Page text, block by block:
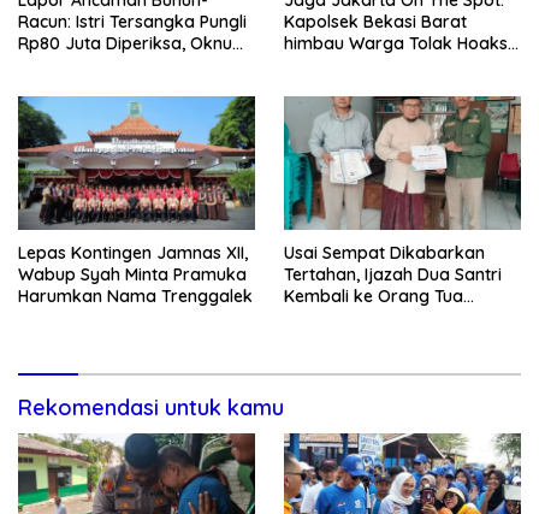
Racun: Istri Tersangka Pungli
Rp80 Juta Diperiksa, Oknum
Kapolsek Bekasi Barat
himbau Warga Tolak Hoaks
Lepas Kontingen Jamnas XII,
Wabup Syah Minta Pramuka
Harumkan Nama Trenggalek
Usai Sempat Dikabarkan
Tertahan, Ijazah Dua Santri
Kembali ke Orang Tua
Rekomendasi untuk kamu